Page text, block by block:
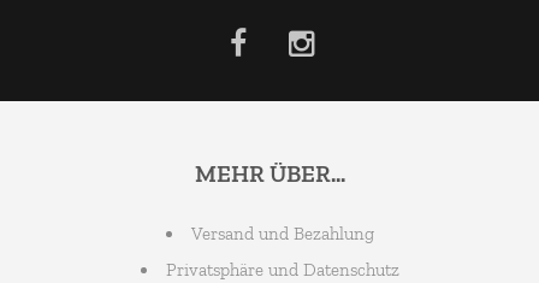
MEHR ÜBER...
Versand und Bezahlung
Privatsphäre und Datenschutz